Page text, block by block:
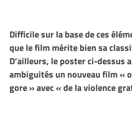
Difficile sur la base de ces
que le film mérite bien sa
D’ailleurs, le poster ci-dessus
ambiguités un nouveau film «
gore » avec « de la violence